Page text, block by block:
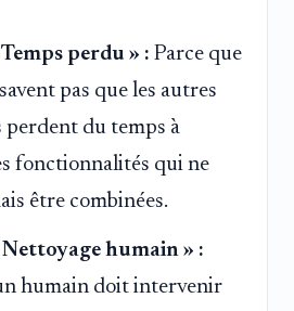
perdu » : Parce que
pas que les autres
du temps à
fonctionnalités qui ne
être combinées.
humain » :
humain doit intervenir